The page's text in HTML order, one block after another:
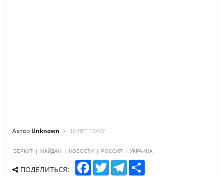
Автор Unknown 10 ЛЕТ ТОМУ
БЕРКУТ МАЙДАН НОВОСТИ РОССИЯ УКРАИНА
ПОДЕЛИТЬСЯ:
F
T
T
e
S